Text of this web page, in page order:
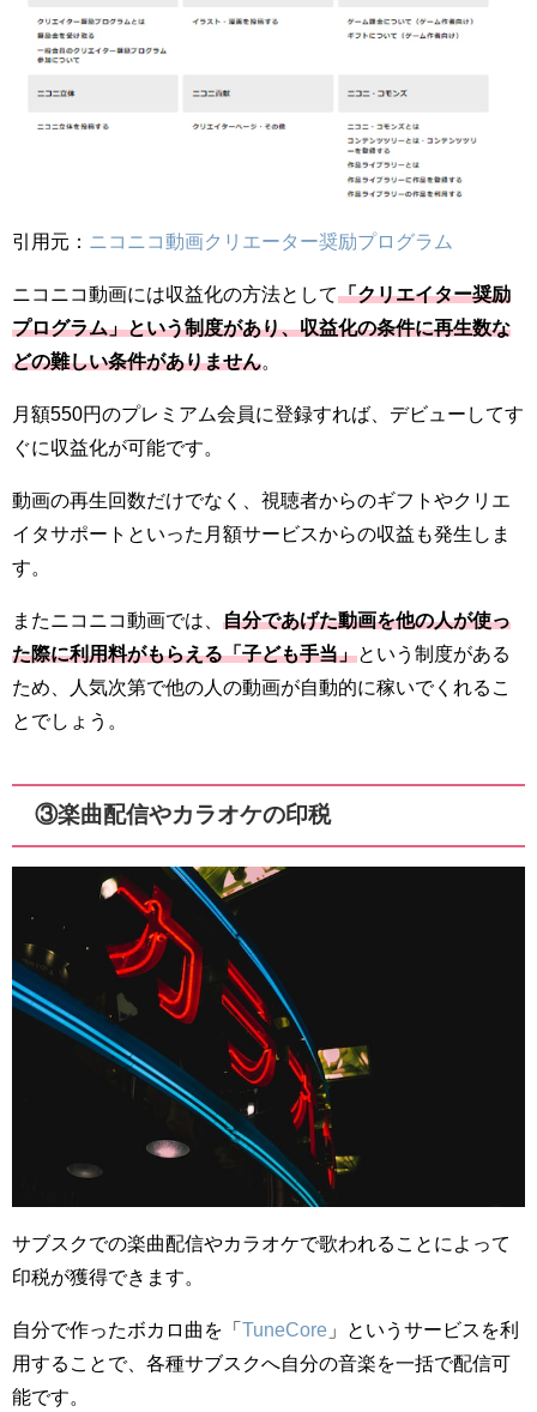
引用元： ニコニコ動画クリエーター奨励プログラム
ニコニコ動画には収益化の方法として「クリエイター奨励
プログラム」という制度があり、収益化の条件に再生数な
どの難しい条件がありません
月額550円のプレミアム会員に登録すれば、デビューしてす
ぐに収益化が可能です。
動画の再生回数だけでなく、視聴者からのギフトやクリエ
イタサポートといった月額サービスからの収益も発生しま
す。
またニコニコ動画では、 自分であげた動画を他の人が使っ
た際に利用料がもらえる「子ども手当」という制度がある
ため、人気次第で他の人の動画が自動的に稼いでくれるこ
とでしょう。
③楽曲配信やカラオケの印税
サブスクでの楽曲配信やカラオケで歌われることによって
印税が獲得できます。
自分で作ったボカロ曲を「 TuneCore 」というサービスを利
用することで、各種サブスクへ自分の音楽を一括で配信可
能です。